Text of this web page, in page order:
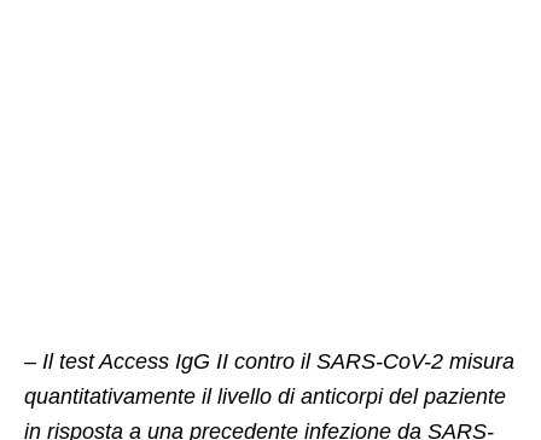
– Il test Access IgG II contro il SARS-CoV-2 misura
quantitativamente il livello di anticorpi del paziente
in risposta a una precedente infezione da SARS-